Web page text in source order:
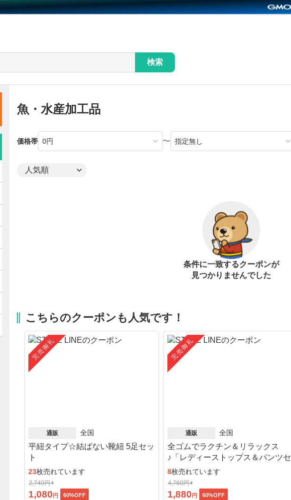
検索
魚・水産加工品
価格帯 〜
条件に一致するクーポンが
見つかりませんでした
こちらのクーポンも人気です！
完売御礼
通販 全国
平紐タイプ☆結ばない靴紐 5足セッ
ト
23枚売れています
2,740円
1,080 円 60%OFF
完売御礼
通販 全国
全ゴムでラクチン＆リラックス
♪「レディーストップス＆パンツセ
ット」
8枚売れています
4,760円
1,880 円 60%OFF